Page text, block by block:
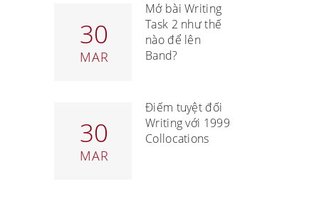
30
MAR
Mở bài Writing
Task 2 như thế
nào để lên
Band?
30
MAR
Điểm tuyệt đối
Writing với 1999
Collocations